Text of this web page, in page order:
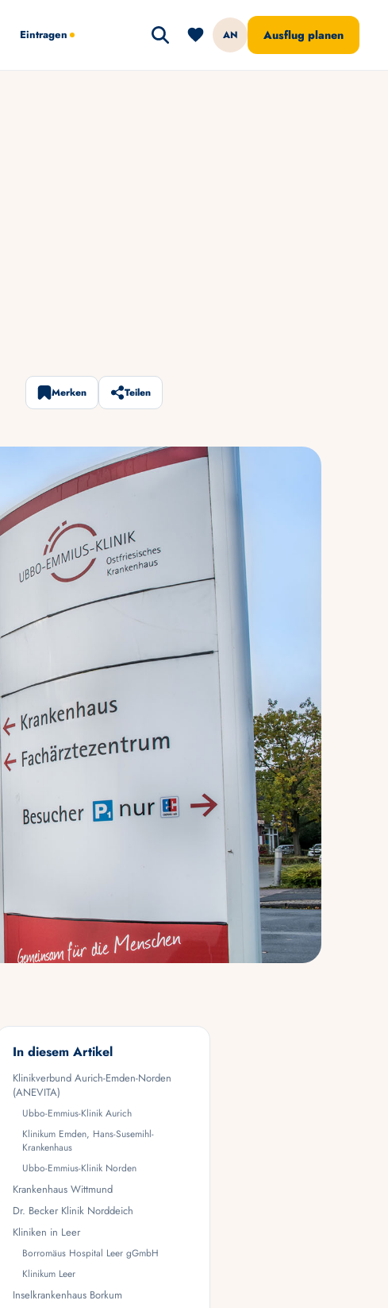
Eintragen AN Ausflug planen
Merken Teilen
In diesem Artikel
Klinikverbund Aurich-Emden-Norden
(ANEVITA)
Ubbo-Emmius-Klinik Aurich
Klinikum Emden, Hans-Susemihl-
Krankenhaus
Ubbo-Emmius-Klinik Norden
Krankenhaus Wittmund
Dr. Becker Klinik Norddeich
Kliniken in Leer
Borromäus Hospital Leer gGmbH
Klinikum Leer
Inselkrankenhaus Borkum